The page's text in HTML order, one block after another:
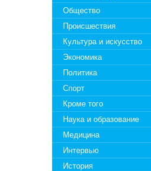
Общество
Происшествия
Культура и искусство
Экономика
Политика
Спорт
Кроме того
Наука и образование
Медицина
Интервью
История